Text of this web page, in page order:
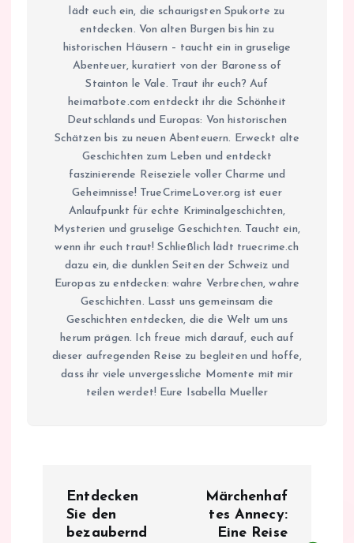
lädt euch ein, die schaurigsten Spukorte zu
entdecken. Von alten Burgen bis hin zu
historischen Häusern – taucht ein in gruselige
Abenteuer, kuratiert von der Baroness of
Stainton le Vale. Traut ihr euch? Auf
heimatbote.com entdeckt ihr die Schönheit
Deutschlands und Europas: Von historischen
Schätzen bis zu neuen Abenteuern. Erweckt alte
Geschichten zum Leben und entdeckt
faszinierende Reiseziele voller Charme und
Geheimnisse! TrueCrimeLover.org ist euer
Anlaufpunkt für echte Kriminalgeschichten,
Mysterien und gruselige Geschichten. Taucht ein,
wenn ihr euch traut! Schließlich lädt truecrime.ch
dazu ein, die dunklen Seiten der Schweiz und
Europas zu entdecken: wahre Verbrechen, wahre
Geschichten. Lasst uns gemeinsam die
Geschichten entdecken, die die Welt um uns
herum prägen. Ich freue mich darauf, euch auf
dieser aufregenden Reise zu begleiten und hoffe,
dass ihr viele unvergessliche Momente mit mir
teilen werdet! Eure Isabella Mueller
Entdecken
Sie den
bezaubernd
Märchenhaf
tes Annecy:
Eine Reise